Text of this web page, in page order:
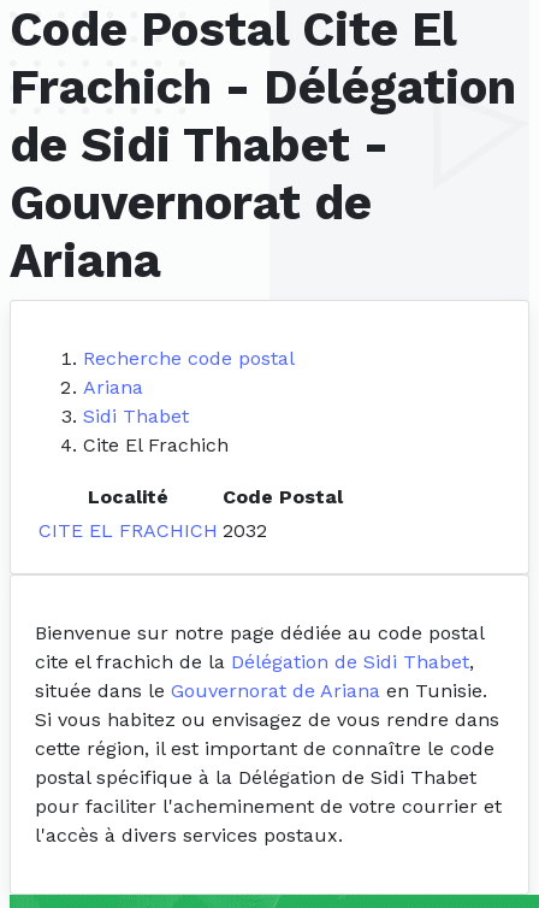
Code Postal Cite El
Frachich - Délégation
de Sidi Thabet -
Gouvernorat de
Ariana
Recherche code postal
Ariana
Sidi Thabet
Cite El Frachich
Localité
Code Postal
CITE EL FRACHICH 2032
Bienvenue sur notre page dédiée au code postal
cite el frachich de la Délégation de Sidi Thabet,
située dans le Gouvernorat de Ariana en Tunisie.
Si vous habitez ou envisagez de vous rendre dans
cette région, il est important de connaître le code
postal spécifique à la Délégation de Sidi Thabet
pour faciliter l'acheminement de votre courrier et
l'accès à divers services postaux.